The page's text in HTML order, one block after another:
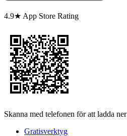
4.9★ App Store Rating
Skanna med telefonen för att ladda ner
Gratisverktyg